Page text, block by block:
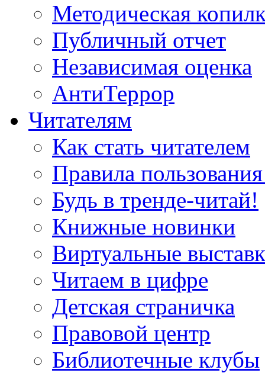
Методическая
Публичный отчет
Независимая оценка
АнтиТеррор
Читателям
Как стать читателем
Правила
Будь в тренде-читай!
Книжные новинки
Виртуальные
Читаем в цифре
Детская страничка
Правовой центр
Библиотечные клубы